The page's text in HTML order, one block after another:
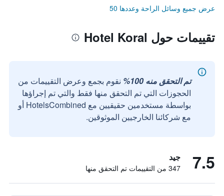
عرض جميع وسائل الراحة وعددها 50
تقييمات حول Hotel Koral
تم التحقق منه 100%
نقوم بجمع وعرض التقييمات من
الحجوزات التي تم التحقق منها فقط والتي تم إجراؤها
بواسطة مستخدمين حقيقيين مع HotelsCombined أو
مع شركائنا الخارجيين الموثوقين.
7.5 جيد
347 من التقييمات تم التحقق منها